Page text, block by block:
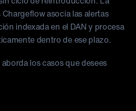
asocia las alertas
indexada en el DAN y procesa
dentro de ese plazo.
los casos que desees